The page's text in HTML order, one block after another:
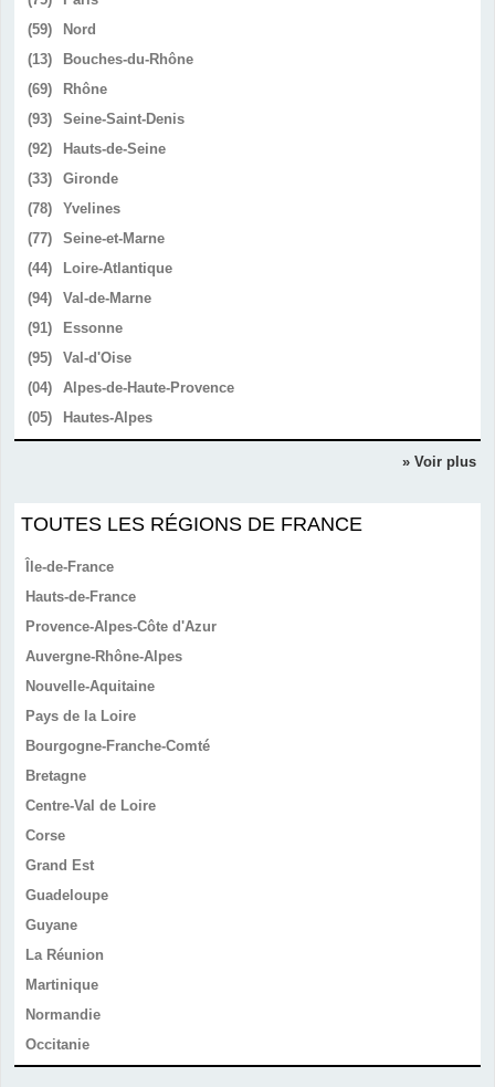
(59)
Nord
(13)
Bouches-du-Rhône
(69)
Rhône
(93)
Seine-Saint-Denis
(92)
Hauts-de-Seine
(33)
Gironde
(78)
Yvelines
(77)
Seine-et-Marne
(44)
Loire-Atlantique
(94)
Val-de-Marne
(91)
Essonne
(95)
Val-d'Oise
(04)
Alpes-de-Haute-Provence
(05)
Hautes-Alpes
» Voir plus
TOUTES LES RÉGIONS DE FRANCE
Île-de-France
Hauts-de-France
Provence-Alpes-Côte d'Azur
Auvergne-Rhône-Alpes
Nouvelle-Aquitaine
Pays de la Loire
Bourgogne-Franche-Comté
Bretagne
Centre-Val de Loire
Corse
Grand Est
Guadeloupe
Guyane
La Réunion
Martinique
Normandie
Occitanie